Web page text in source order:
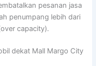
pesanan jasa
penumpang lebih dari
capacity).
dekat Mall Margo City